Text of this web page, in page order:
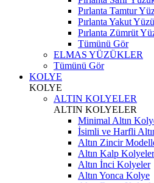
Pırlanta Tamtur
Pırlanta Yakut
Pırlanta Zümrüt
Tümünü Gör
ELMAS YÜZÜKLER
Tümünü Gör
KOLYE
KOLYE
ALTIN KOLYELER
ALTIN KOLYELER
Minimal Altın
İsimli ve Harfli
Altın Zincir
Altın Kalp Kolyeler
Altın İnci Kolyeler
Altın Yonca Kolye